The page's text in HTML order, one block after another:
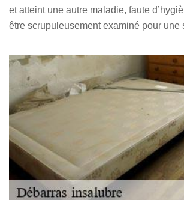
et atteint une autre maladie, faute
être scrupuleusement examiné pour une